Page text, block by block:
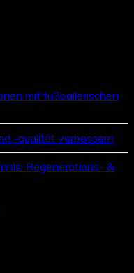
mit fußballerischen
-qualität verbessern
Regenerations- &